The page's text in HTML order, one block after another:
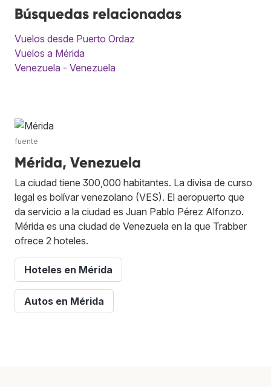
Búsquedas relacionadas
Vuelos desde Puerto Ordaz
Vuelos a Mérida
Venezuela - Venezuela
fuente
Mérida, Venezuela
La ciudad tiene 300,000 habitantes. La divisa de curso
legal es bolívar venezolano (VES). El aeropuerto que
da servicio a la ciudad es Juan Pablo Pérez Alfonzo.
Mérida es una ciudad de Venezuela en la que Trabber
ofrece 2 hoteles.
Hoteles en Mérida
Autos en Mérida